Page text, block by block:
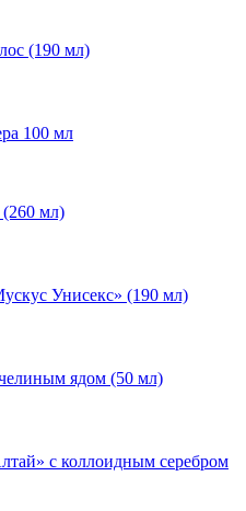
(190 мл)
100 мл
мл)
Унисекс» (190 мл)
ядом (50 мл)
с коллоидным серебром